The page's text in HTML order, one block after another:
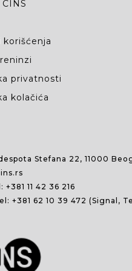
korišćenja
privatnosti
kolačića
Stefana 22, 11000
+381 11 42 36 216
+381 62 10 39 472 (Signal,